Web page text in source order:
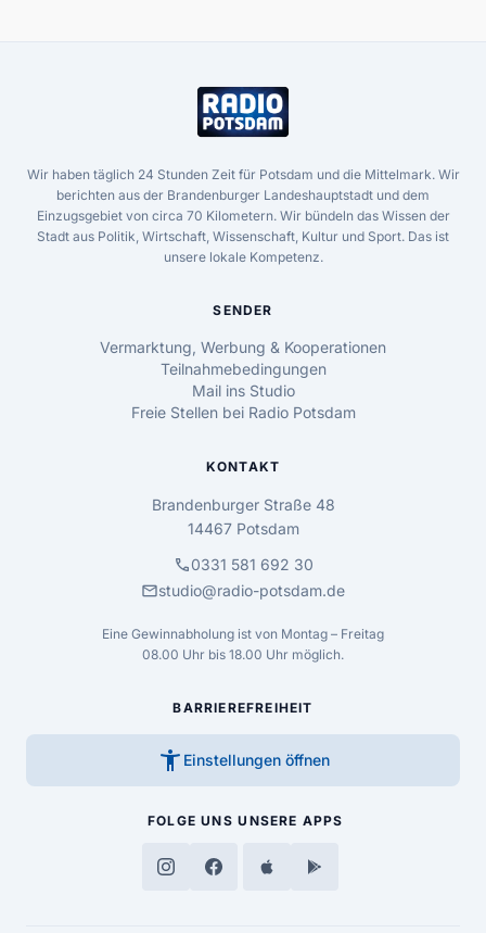
Wir haben täglich 24 Stunden Zeit für Potsdam und die Mittelmark. Wir
berichten aus der Brandenburger Landeshauptstadt und dem
Einzugsgebiet von circa 70 Kilometern. Wir bündeln das Wissen der
Stadt aus Politik, Wirtschaft, Wissenschaft, Kultur und Sport. Das ist
unsere lokale Kompetenz.
SENDER
Vermarktung, Werbung & Kooperationen
Teilnahmebedingungen
Mail ins Studio
Freie Stellen bei Radio Potsdam
KONTAKT
Brandenburger Straße 48
14467 Potsdam
call0331 581 692 30
mailstudio@radio-potsdam.de
Eine Gewinnabholung ist von Montag – Freitag
08.00 Uhr bis 18.00 Uhr möglich.
BARRIEREFREIHEIT
accessibility_new Einstellungen öffnen
FOLGE UNS UNSERE APPS